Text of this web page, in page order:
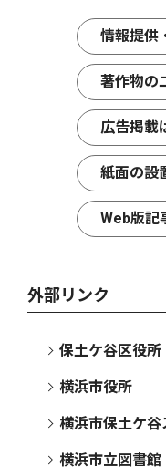
情報提供
著作物の
広告掲載
紙面の設
Web版記
外部リンク
保土ケ谷区役所
横浜市役所
横浜市保土ケ谷
横浜市立図書館